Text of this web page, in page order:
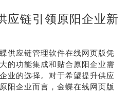
应链引领原阳企业新
供应链管理软件在线网页版凭
的功能集成和贴合原阳企业需
业的选择。对于希望提升供应
阳企业而言，金蝶在线网页版